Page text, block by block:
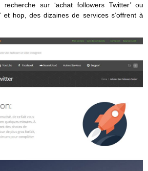
sur ‘achat followers Twitter’ ou
et hop, des dizaines de services s’offrent à